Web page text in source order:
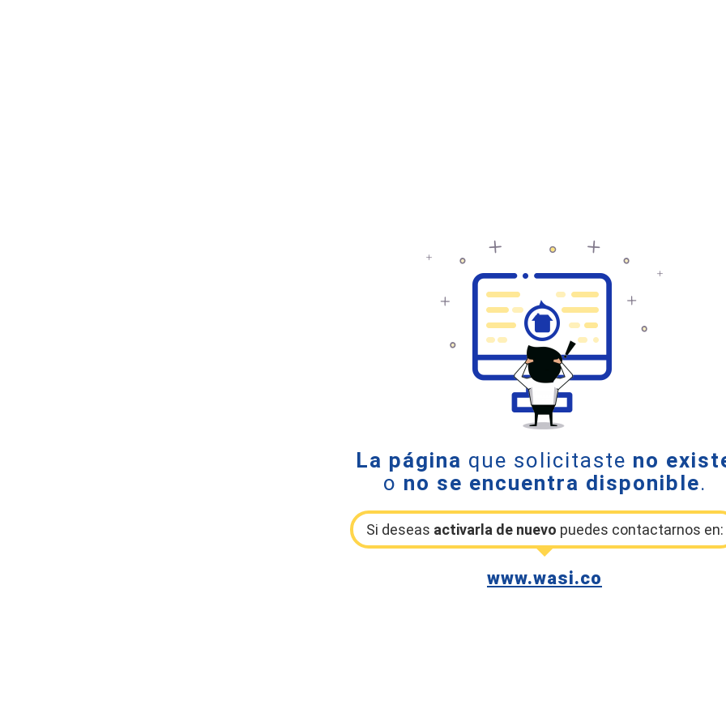
La página que solicitaste no
o no se encuentra disponible.
Si deseas activarla de nuevo puedes contactarnos en:
www.wasi.co